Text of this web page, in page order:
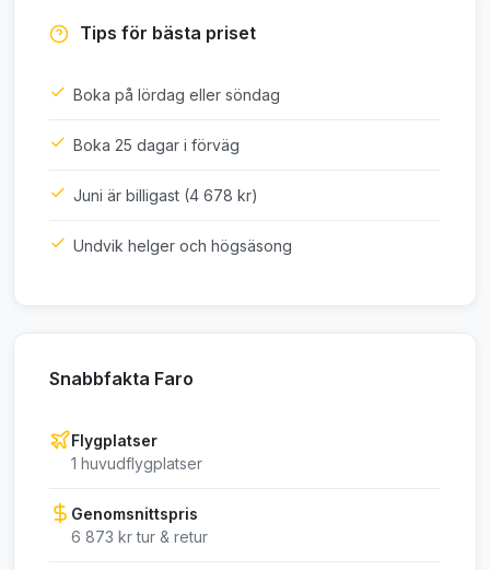
Tips för bästa priset
Boka på lördag eller söndag
Boka 25 dagar i förväg
Juni är billigast (4 678 kr)
Undvik helger och högsäsong
Snabbfakta Faro
Flygplatser
1 huvudflygplatser
Genomsnittspris
6 873 kr tur & retur